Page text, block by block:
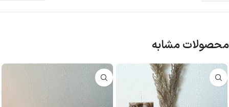
محصولات مشابه